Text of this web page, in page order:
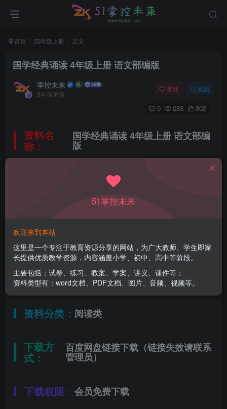
首页 四年级上册 正文
国学经典诵读 4年级上册 语文部编版
掌控未来
3年前更新
关注 私信
0 283 302
资料名
称：
国学经典诵读 4年级上册 语文部编
版
适用年级：四年级上册
文件类型：高清PDF
资料分类： 阅读类
下载方
式：
百度网盘链接下载（链接失效请联系
管理员）
下载权限： 会员免费下载
51掌控未来
欢迎来到本站
这里是一个专注于教育资源分享的网站，为广大教师、学生即家
长提供优质教学资源，内容涵盖小学、初中、高中等阶段。
主要包括：试卷、练习、教案、学案、讲义、课件等；
资料类型有：word文档、PDF文档、图片、音频、视频等。